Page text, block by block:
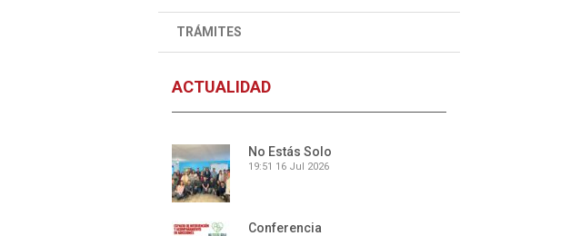
TRÁMITES
ACTUALIDAD
No Estás Solo
19:51 16 Jul 2026
Conferencia